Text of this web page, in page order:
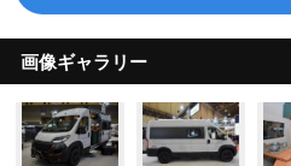
画像ギャラリー